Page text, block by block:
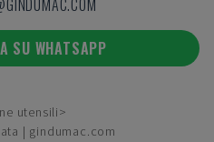
SU WHATSAPP
utensili
| gindumac.com